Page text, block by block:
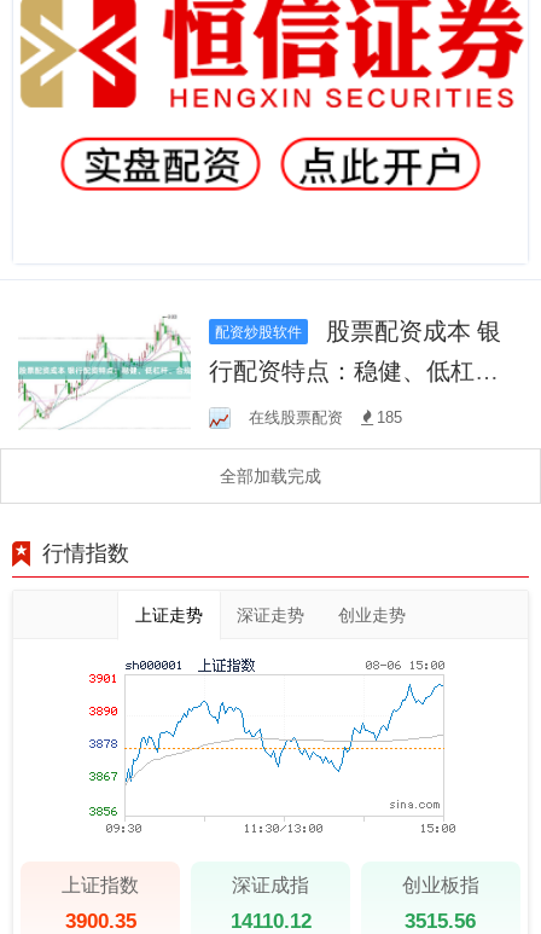
配资炒股软件
行配资特点：稳健、低杠
杆、合规
在线股票配资 185
全部加载完成
行情指数
上证走势 深证走势 创业走势
上证指数
3900.35
深证成指
14110.12
创业板指
3515.56